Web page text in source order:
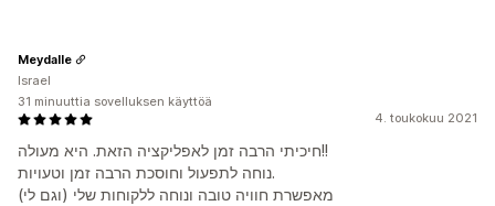
4. toukokuu 2021
חיכיתי הרבה זמן לאפליקציה הזאת. היא מעולה!!
נוחה לתפעול וחוסכת הרבה זמן וטעויות.
מאפשרת חוויה טובה ונוחה ללקוחות שלי (וגם לי)
Meydalle
Israel
31 minuuttia sovelluksen käyttöä